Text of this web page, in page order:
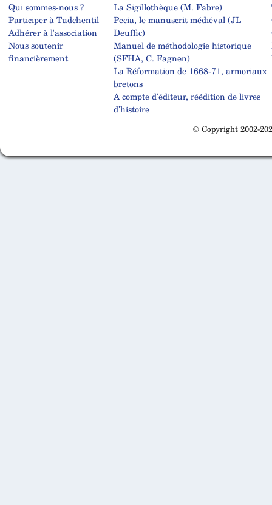
Qui sommes-nous ?
Participer à Tudchentil
Adhérer à l'association
Nous soutenir
financièrement
La Sigillothèque (M. Fabre)
Pecia, le manuscrit médiéval (JL
Deuffic)
Manuel de méthodologie historique
(SFHA, C. Fagnen)
La Réformation de 1668-71, armoriaux
bretons
A compte d'éditeur, réédition de livres
d'histoire
© Copyright 2002-